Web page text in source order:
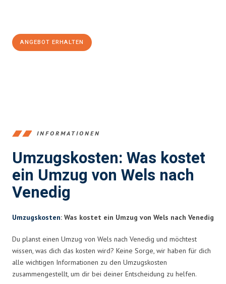
ANGEBOT ERHALTEN
INFORMATIONEN
Umzugskosten: Was kostet
ein Umzug von Wels nach
Venedig
Umzugskosten: Was kostet ein Umzug von Wels nach Venedig
Du planst einen Umzug von Wels nach Venedig und möchtest
wissen, was dich das kosten wird? Keine Sorge, wir haben für dich
alle wichtigen Informationen zu den Umzugskosten
zusammengestellt, um dir bei deiner Entscheidung zu helfen.